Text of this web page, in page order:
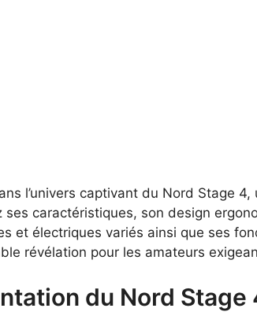
l’univers captivant du Nord Stage
ses caractéristiques, son design
et électriques variés ainsi que ses
révélation pour les amateurs
du Nord Stage